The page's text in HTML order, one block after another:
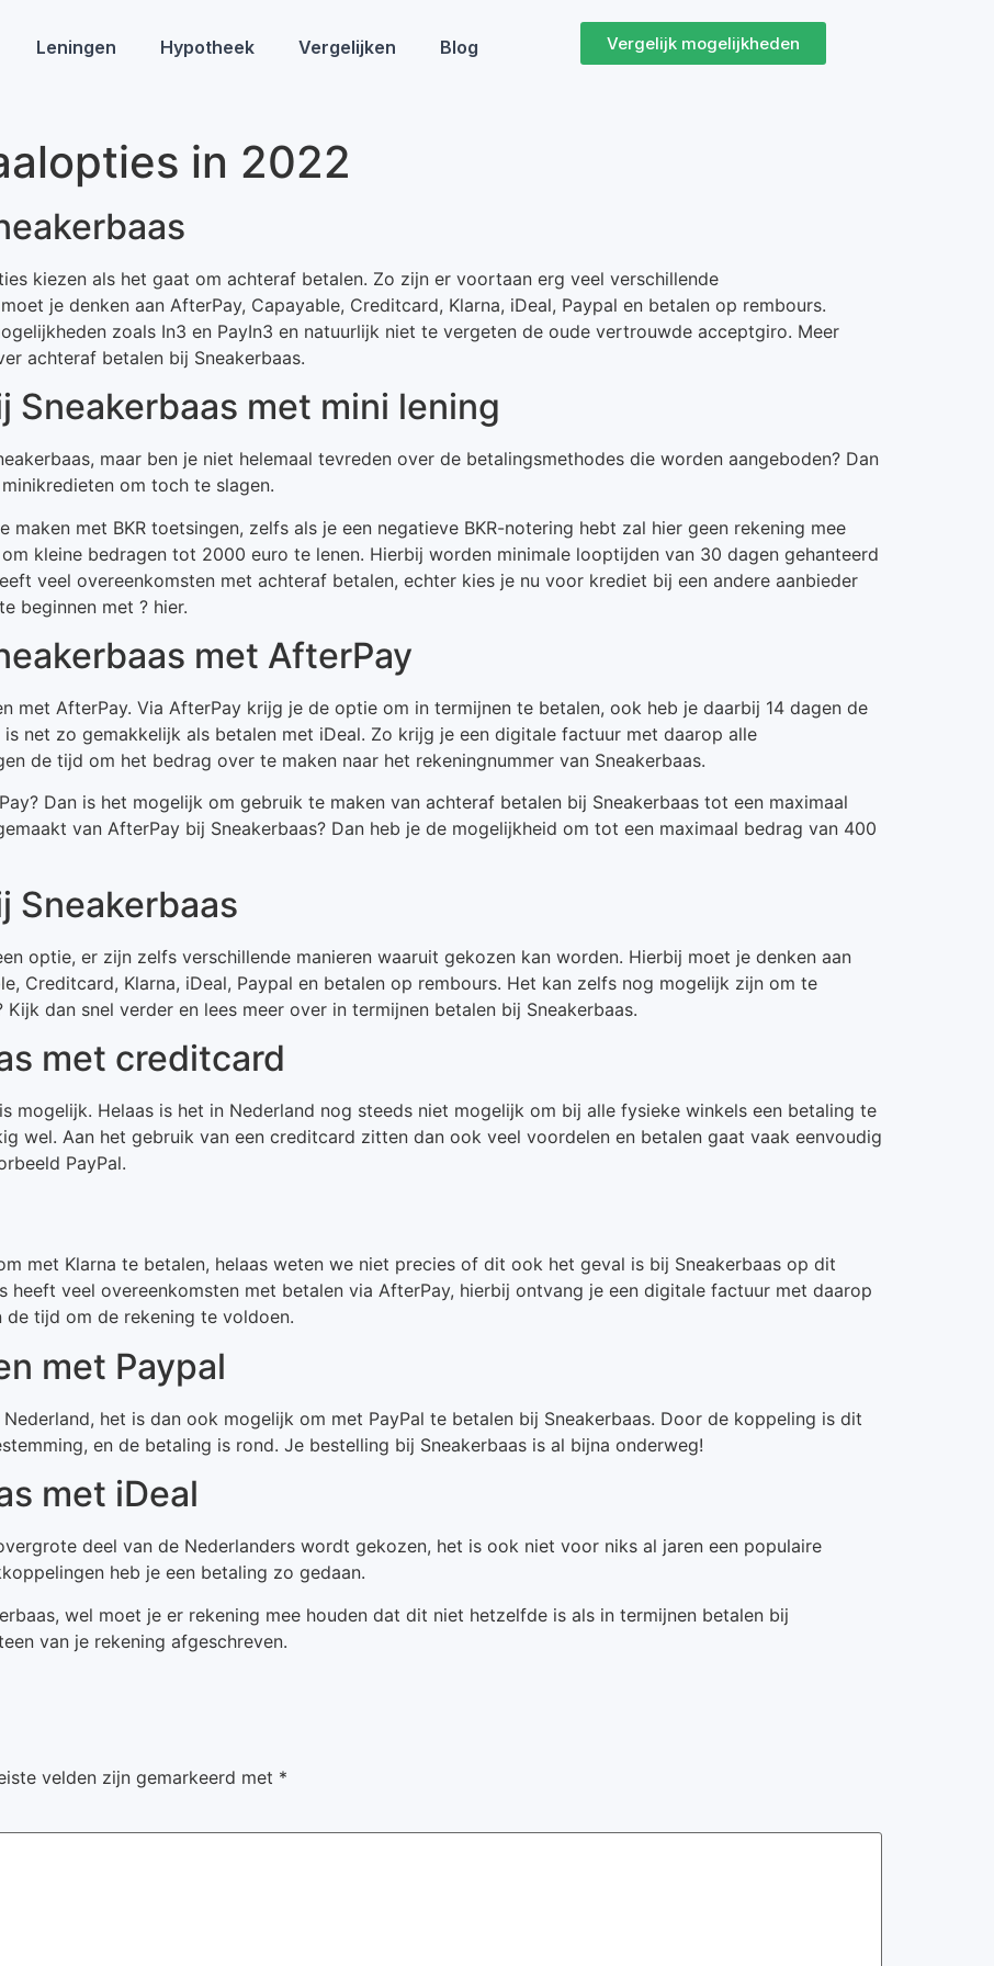
Leningen Hypotheek Vergelijken Blog Vergelijk mogelijkheden
in 2022
kiezen als het gaat om achteraf betalen. Zo zijn er voortaan erg veel verschillende
je denken aan AfterPay, Capayable, Creditcard, Klarna, iDeal, Paypal en betalen op rembours.
zoals In3 en PayIn3 en natuurlijk niet te vergeten de oude vertrouwde acceptgiro. Meer
achteraf betalen bij Sneakerbaas.
Sneakerbaas met mini lening
maar ben je niet helemaal tevreden over de betalingsmethodes die worden aangeboden? Dan
om toch te slagen.
met BKR toetsingen, zelfs als je een negatieve BKR-notering hebt zal hier geen rekening mee
kleine bedragen tot 2000 euro te lenen. Hierbij worden minimale looptijden van 30 dagen gehanteerd
veel overeenkomsten met achteraf betalen, echter kies je nu voor krediet bij een andere aanbieder
beginnen met ? hier.
met AfterPay
met AfterPay. Via AfterPay krijg je de optie om in termijnen te betalen, ook heb je daarbij 14 dagen de
net zo gemakkelijk als betalen met iDeal. Zo krijg je een digitale factuur met daarop alle
de tijd om het bedrag over te maken naar het rekeningnummer van Sneakerbaas.
Dan is het mogelijk om gebruik te maken van achteraf betalen bij Sneakerbaas tot een maximaal
van AfterPay bij Sneakerbaas? Dan heb je de mogelijkheid om tot een maximaal bedrag van 400
Sneakerbaas
optie, er zijn zelfs verschillende manieren waaruit gekozen kan worden. Hierbij moet je denken aan
Creditcard, Klarna, iDeal, Paypal en betalen op rembours. Het kan zelfs nog mogelijk zijn om te
dan snel verder en lees meer over in termijnen betalen bij Sneakerbaas.
met creditcard
mogelijk. Helaas is het in Nederland nog steeds niet mogelijk om bij alle fysieke winkels een betaling te
wel. Aan het gebruik van een creditcard zitten dan ook veel voordelen en betalen gaat vaak eenvoudig
PayPal.
met Klarna te betalen, helaas weten we niet precies of dit ook het geval is bij Sneakerbaas op dit
heeft veel overeenkomsten met betalen via AfterPay, hierbij ontvang je een digitale factuur met daarop
de tijd om de rekening te voldoen.
met Paypal
het is dan ook mogelijk om met PayPal te betalen bij Sneakerbaas. Door de koppeling is dit
en de betaling is rond. Je bestelling bij Sneakerbaas is al bijna onderweg!
met iDeal
deel van de Nederlanders wordt gekozen, het is ook niet voor niks al jaren een populaire
heb je een betaling zo gedaan.
wel moet je er rekening mee houden dat dit niet hetzelfde is als in termijnen betalen bij
van je rekening afgeschreven.
velden zijn gemarkeerd met *